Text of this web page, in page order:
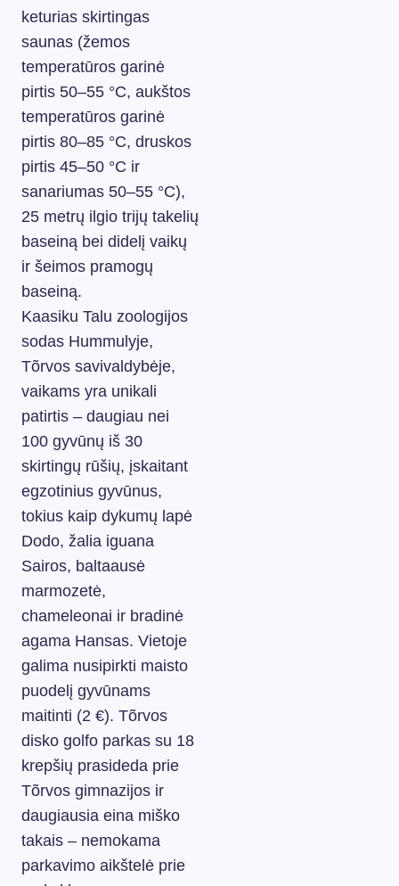
keturias skirtingas
saunas (žemos
temperatūros garinė
pirtis 50–55 °C, aukštos
temperatūros garinė
pirtis 80–85 °C, druskos
pirtis 45–50 °C ir
sanariumas 50–55 °C),
25 metrų ilgio trijų takelių
baseiną bei didelį vaikų
ir šeimos pramogų
baseiną.
Kaasiku Talu zoologijos
sodas Hummulyje,
Tõrvos savivaldybėje,
vaikams yra unikali
patirtis – daugiau nei
100 gyvūnų iš 30
skirtingų rūšių, įskaitant
egzotinius gyvūnus,
tokius kaip dykumų lapė
Dodo, žalia iguana
Sairos, baltaausė
marmozetė,
chameleonai ir bradinė
agama Hansas. Vietoje
galima nusipirkti maisto
puodelį gyvūnams
maitinti (2 €). Tõrvos
disko golfo parkas su 18
krepšių prasideda prie
Tõrvos gimnazijos ir
daugiausia eina miško
takais – nemokama
parkavimo aikštelė prie